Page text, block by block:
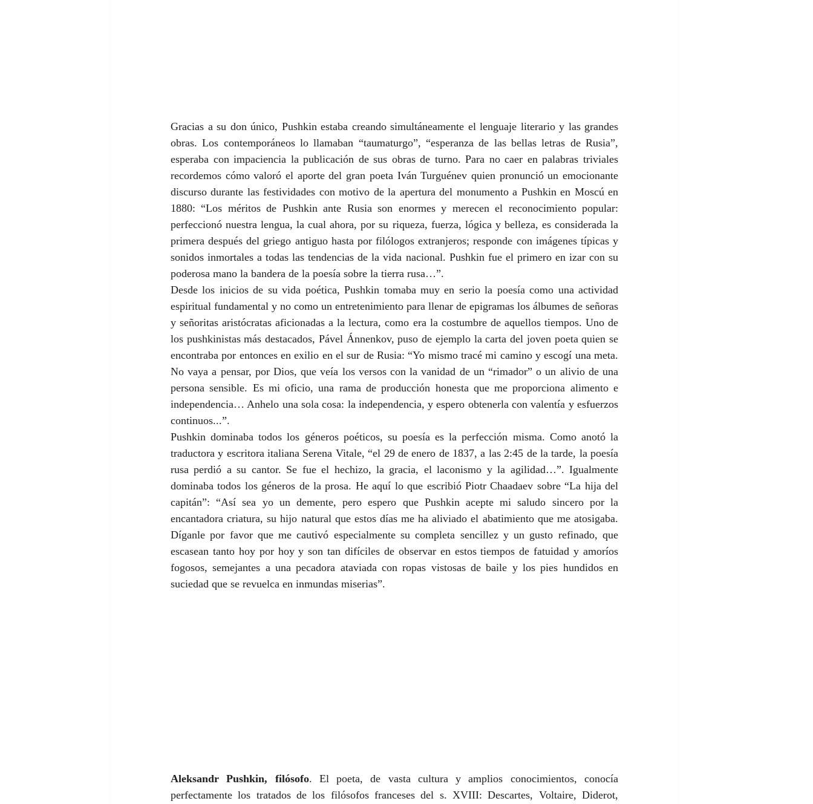
Gracias a su don único, Pushkin estaba creando simultáneamente el lenguaje literario y las grandes
obras. Los contemporáneos lo llamaban “taumaturgo”, “esperanza de las bellas letras de Rusia”,
esperaba con impaciencia la publicación de sus obras de turno. Para no caer en palabras triviales
recordemos cómo valoró el aporte del gran poeta Iván Turguénev quien pronunció un emocionante
discurso durante las festividades con motivo de la apertura del monumento a Pushkin en Moscú en
1880: “Los méritos de Pushkin ante Rusia son enormes y merecen el reconocimiento popular:
perfeccionó nuestra lengua, la cual ahora, por su riqueza, fuerza, lógica y belleza, es considerada la
primera después del griego antiguo hasta por filólogos extranjeros; responde con imágenes típicas y
sonidos inmortales a todas las tendencias de la vida nacional. Pushkin fue el primero en izar con su
poderosa mano la bandera de la poesía sobre la tierra rusa…”.
Desde los inicios de su vida poética, Pushkin tomaba muy en serio la poesía como una actividad
espiritual fundamental y no como un entretenimiento para llenar de epigramas los álbumes de señoras
y señoritas aristócratas aficionadas a la lectura, como era la costumbre de aquellos tiempos. Uno de
los pushkinistas más destacados, Pável Ánnenkov, puso de ejemplo la carta del joven poeta quien se
encontraba por entonces en exilio en el sur de Rusia: “Yo mismo tracé mi camino y escogí una meta.
No vaya a pensar, por Dios, que veía los versos con la vanidad de un “rimador” o un alivio de una
persona sensible. Es mi oficio, una rama de producción honesta que me proporciona alimento e
independencia… Anhelo una sola cosa: la independencia, y espero obtenerla con valentía y esfuerzos
continuos...”.
Pushkin dominaba todos los géneros poéticos, su poesía es la perfección misma. Como anotó la
traductora y escritora italiana Serena Vitale, “el 29 de enero de 1837, a las 2:45 de la tarde, la poesía
rusa perdió a su cantor. Se fue el hechizo, la gracia, el laconismo y la agilidad…”. Igualmente
dominaba todos los géneros de la prosa. He aquí lo que escribió Piotr Chaadaev sobre “La hija del
capitán”: “Así sea yo un demente, pero espero que Pushkin acepte mi saludo sincero por la
encantadora criatura, su hijo natural que estos días me ha aliviado el abatimiento que me atosigaba.
Díganle por favor que me cautivó especialmente su completa sencillez y un gusto refinado, que
escasean tanto hoy por hoy y son tan difíciles de observar en estos tiempos de fatuidad y amoríos
fogosos, semejantes a una pecadora ataviada con ropas vistosas de baile y los pies hundidos en
suciedad que se revuelca en inmundas miserias”.
Aleksandr Pushkin, filósofo. El poeta, de vasta cultura y amplios conocimientos, conocía
perfectamente los tratados de los filósofos franceses del s. XVIII: Descartes, Voltaire, Diderot,